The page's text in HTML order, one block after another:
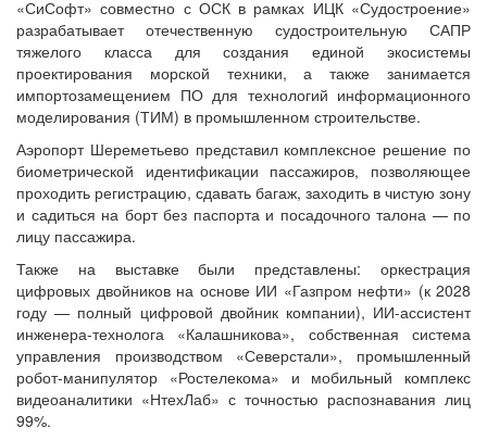
«СиСофт» совместно с ОСК в рамках ИЦК «Судостроение»
разрабатывает отечественную судостроительную САПР
тяжелого класса для создания единой экосистемы
проектирования морской техники, а также занимается
импортозамещением ПО для технологий информационного
моделирования (ТИМ) в промышленном строительстве.
Аэропорт Шереметьево представил комплексное решение по
биометрической идентификации пассажиров, позволяющее
проходить регистрацию, сдавать багаж, заходить в чистую зону
и садиться на борт без паспорта и посадочного талона — по
лицу пассажира.
Также на выставке были представлены: оркестрация
цифровых двойников на основе ИИ «Газпром нефти» (к 2028
году — полный цифровой двойник компании), ИИ-ассистент
инженера-технолога «Калашникова», собственная система
управления производством «Северстали», промышленный
робот-манипулятор «Ростелекома» и мобильный комплекс
видеоаналитики «НтехЛаб» с точностью распознавания лиц
99%.